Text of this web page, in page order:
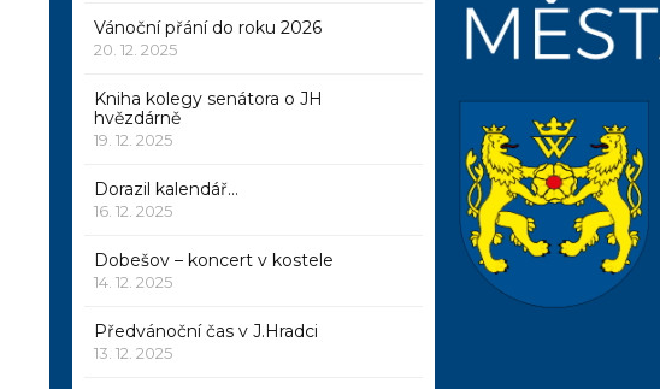
Vánoční přání do roku 2026
20. 12. 2025
Kniha kolegy senátora o JH
hvězdárně
19. 12. 2025
Dorazil kalendář…
16. 12. 2025
Dobešov – koncert v kostele
14. 12. 2025
Předvánoční čas v J.Hradci
13. 12. 2025